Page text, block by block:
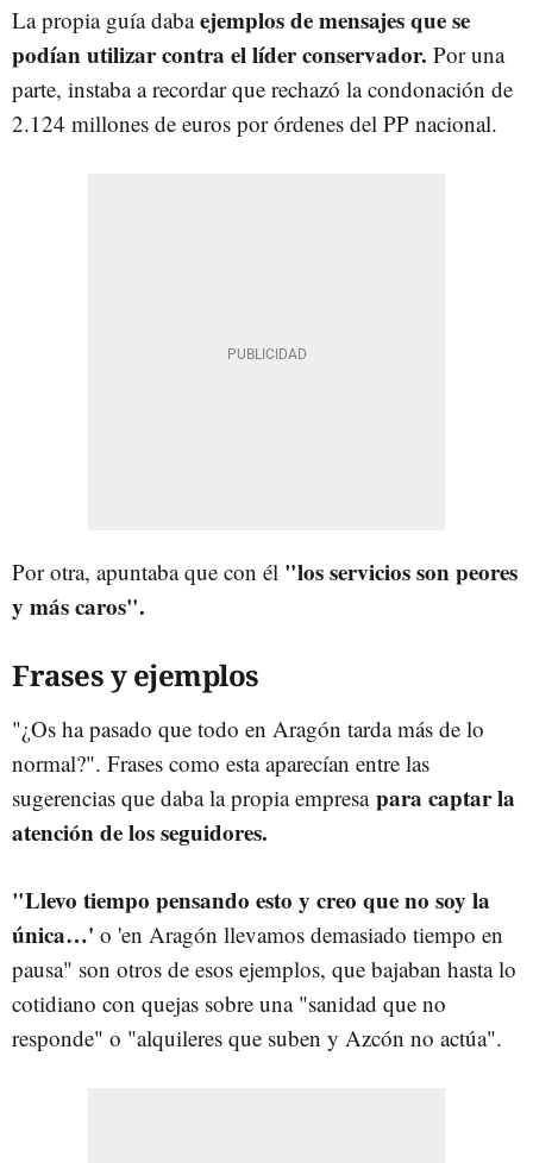
La propia guía dabaejemplos de mensajes que se
podían utilizar contra el líder conservador. Por una
parte, instaba a recordar que rechazó la condonación de
2.124 millones de euros por órdenes del PP nacional.
Por otra, apuntaba que con él "los servicios son peores
y más caros".
Frases y ejemplos
"¿Os ha pasado que todo en Aragón tarda más de lo
normal?". Frases como esta aparecían entre las
sugerencias que daba la propia empresa para captar la
atención de los seguidores.
"Llevo tiempo pensando esto y creo que no soy la
única…' o 'en Aragón llevamos demasiado tiempo en
pausa" son otros de esos ejemplos, que bajaban hasta lo
cotidiano con quejas sobre una "sanidad que no
responde" o "alquileres que suben y Azcón no actúa".